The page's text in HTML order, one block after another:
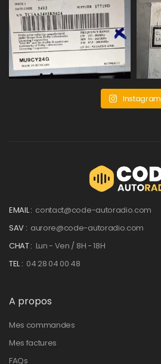
Instagram
EMAIL : contact@code-autoradio.com
SAV : aurore@code-autoradio.com
CHAT : Lun - Ven / 8H - 18H
TEL : 04 28 04 00 48
A propos
Mes commandes
Mes factures
FAQs